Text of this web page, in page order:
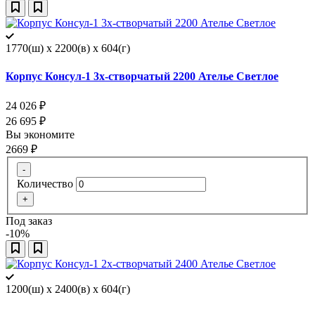
1770(ш) x 2200(в) x 604(г)
Корпус Консул-1 3х-створчатый 2200 Ателье Светлое
24 026 ₽
26 695 ₽
Вы экономите
2669 ₽
-
Количество
+
Под заказ
-10%
1200(ш) x 2400(в) x 604(г)